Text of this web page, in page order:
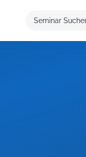
Seminar